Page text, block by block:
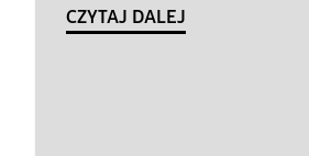
CZYTAJ DALEJ